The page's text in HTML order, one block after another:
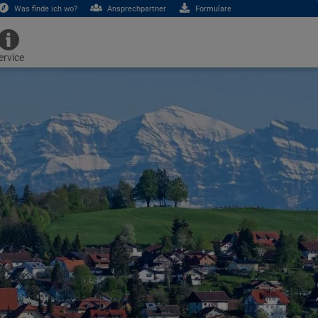
Was finde ich wo? Ansprechpartner Formulare